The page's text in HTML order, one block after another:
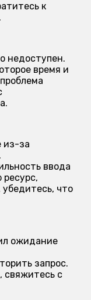
к
недоступен.
время и
из-за
ввода
что
ожидание
запрос.
свяжитесь с